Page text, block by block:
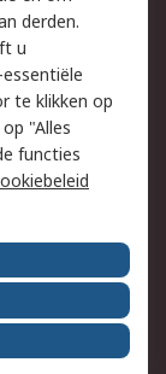
RS
derden.
u
te klikken op
"Alles
functies